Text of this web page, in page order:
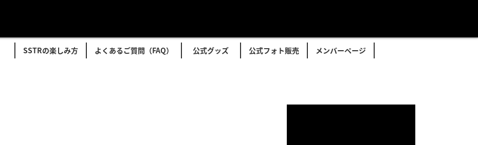
SSTRの楽しみ方 よくあるご質問（FAQ） 公式グッズ 公式フォト販売 メンバーページ